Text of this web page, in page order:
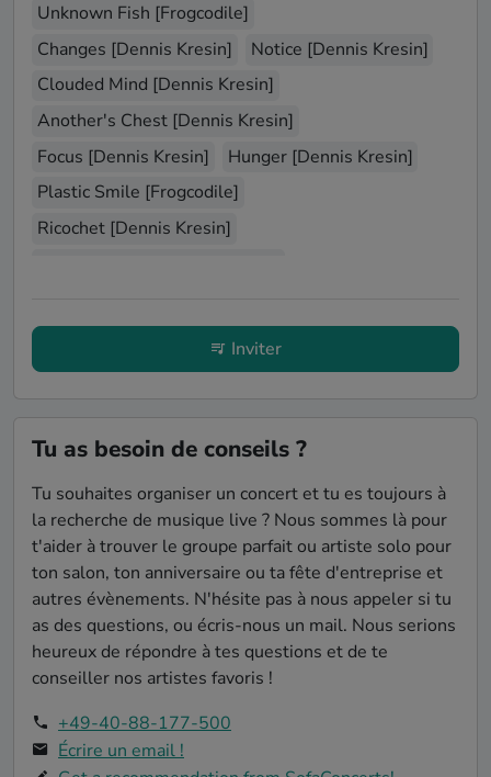
Unknown Fish [Frogcodile]
Changes [Dennis Kresin]
Notice [Dennis Kresin]
Clouded Mind [Dennis Kresin]
Another's Chest [Dennis Kresin]
Focus [Dennis Kresin]
Hunger [Dennis Kresin]
Plastic Smile [Frogcodile]
Ricochet [Dennis Kresin]
Isolation [Dennis Kresin]
Even If (Levitate) [Dennis Kresin]
Inviter
Tu as besoin de conseils ?
Tu souhaites organiser un concert et tu es toujours à
la recherche de musique live ? Nous sommes là pour
t'aider à trouver le groupe parfait ou artiste solo pour
ton salon, ton anniversaire ou ta fête d'entreprise et
autres évènements. N'hésite pas à nous appeler si tu
as des questions, ou écris-nous un mail. Nous serions
heureux de répondre à tes questions et de te
conseiller nos artistes favoris !
+49-40-88-177-500
Écrire un email !